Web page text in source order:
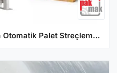
Robopac Helix Evo 4 Tam Otomatik Palet Streçleme Makinesi